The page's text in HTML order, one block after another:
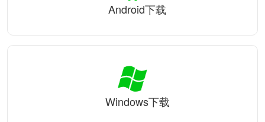
Android下载
Windows下载